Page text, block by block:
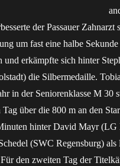
der Passauer Zahnarzt
um fast eine halbe
und erkämpfte sich hinter
die Silbermedaille.
in der Seniorenklasse M 30
Tag über die 800 m an den
hinter David Mayr (LG
(SWC Regensburg)
Für den zweiten Tag der